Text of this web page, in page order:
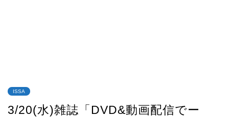
ISSA
3/20(水)雑誌「DVD&動画配信でー